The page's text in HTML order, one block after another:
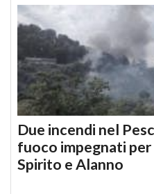
Due incendi nel
fuoco impegnati
Spirito e Alanno